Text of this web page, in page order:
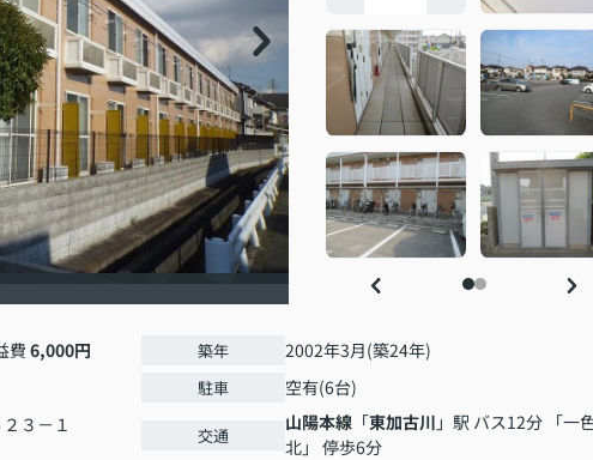
費 6,000円
２３－１
築年 2002年3月(築24年)
駐車 空有(6台)
交通
山陽本線 「東加古川 」駅 バス12分 「一
北」 停歩6分